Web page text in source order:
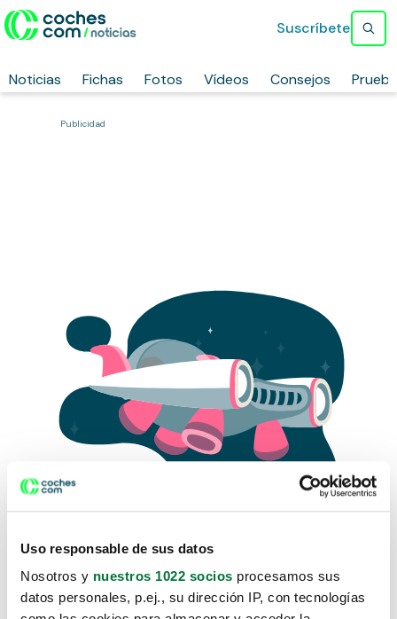
Uso responsable de sus datos
Nosotros y nuestros 1022 socios procesamos sus
datos personales, p.ej., su dirección IP, con tecnologías
Noticias Fichas Fotos Vídeos Consejos
Suscríbete
Publicidad